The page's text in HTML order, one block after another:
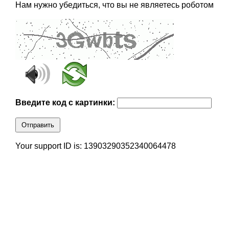
Нам нужно убедиться, что вы не являетесь роботом
Введите код с картинки:
Отправить
Your support ID is: 13903290352340064478